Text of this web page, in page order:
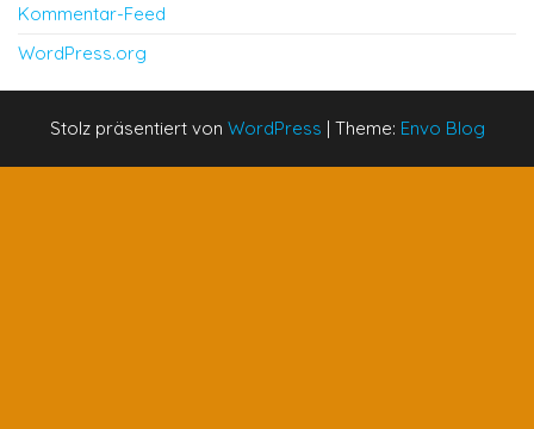
Kommentar-Feed
WordPress.org
Stolz präsentiert von WordPress | Theme: Envo Blog